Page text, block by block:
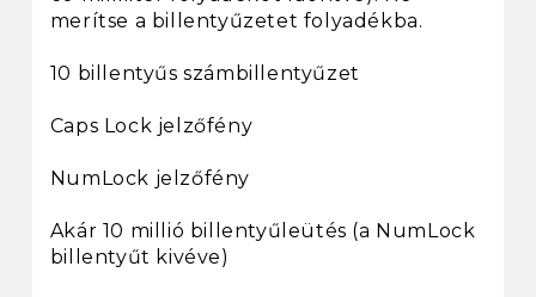
merítse a billentyűzetet folyadékba.
10 billentyűs számbillentyűzet
Caps Lock jelzőfény
NumLock jelzőfény
Akár 10 millió billentyűleütés (a NumLock
billentyűt kivéve)